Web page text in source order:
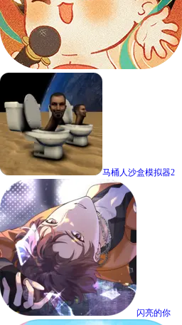
马桶人沙盒模拟器2
闪亮的你